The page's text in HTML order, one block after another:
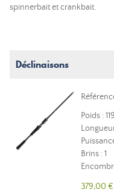
spinnerbait et crankbait.
Déclinaisons
Poids :
Brins : 1
379,00 €